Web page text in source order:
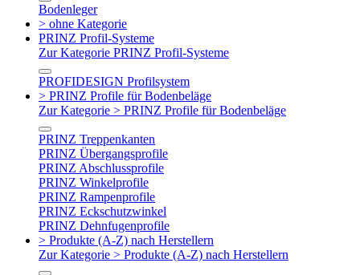
Bodenleger
> ohne Kategorie
PRINZ Profil-Systeme
Zur Kategorie PRINZ Profil-Systeme
PROFIDESIGN Profilsystem
> PRINZ Profile für Bodenbeläge
Zur Kategorie > PRINZ Profile für Bodenbeläge
PRINZ Treppenkanten
PRINZ Übergangsprofile
PRINZ Abschlussprofile
PRINZ Winkelprofile
PRINZ Rampenprofile
PRINZ Eckschutzwinkel
PRINZ Dehnfugenprofile
> Produkte (A-Z) nach Herstellern
Zur Kategorie > Produkte (A-Z) nach Herstellern